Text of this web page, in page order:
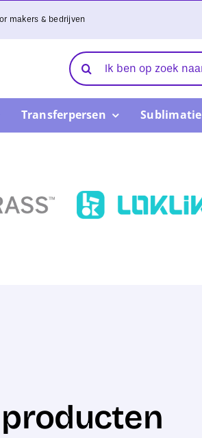
makers & bedrijven
Zoeken
naar:
Transferpersen Sublimatie